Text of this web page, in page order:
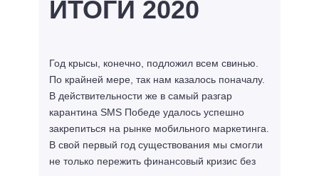
ИТОГИ 2020
Год крысы, конечно, подложил всем свинью.
По крайней мере, так нам казалось поначалу.
В действительности же в самый разгар
карантина SMS Победе удалось успешно
закрепиться на рынке мобильного маркетинга.
В свой первый год существования мы смогли
не только пережить финансовый кризис без